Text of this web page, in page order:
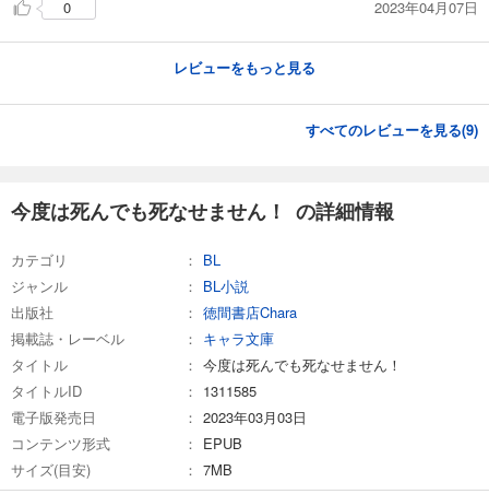
0
2023年04月07日
レビューをもっと見る
すべてのレビューを見る(9)
今度は死んでも死なせません！ の詳細情報
カテゴリ
BL
ジャンル
BL小説
出版社
徳間書店Chara
掲載誌・レーベル
キャラ文庫
タイトル
今度は死んでも死なせません！
タイトルID
1311585
電子版発売日
2023年03月03日
コンテンツ形式
EPUB
サイズ(目安)
7MB